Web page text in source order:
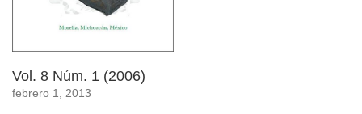
Vol. 8 Núm. 1 (2006)
febrero 1, 2013